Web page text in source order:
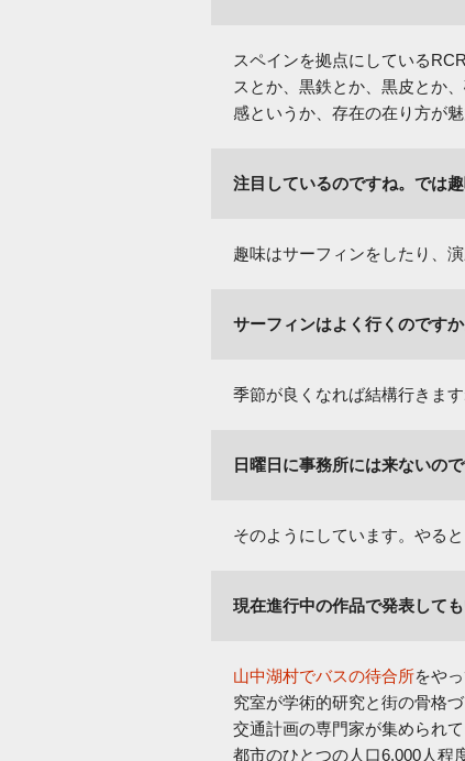
スペインを拠点にしている
スとか、黒鉄とか、黒皮とか
感というか、存在の在り方が魅
注目しているのですね。では
趣味はサーフィンをしたり、
サーフィンはよく行くのですか
季節が良くなれば結構行きます
日曜日に事務所には来ないので
そのようにしています。やる
現在進行中の作品で発表して
山中湖村でバスの待合所をや
究室が学術的研究と街の骨格
交通計画の専門家が集められ
都市のひとつの人口6,000人程